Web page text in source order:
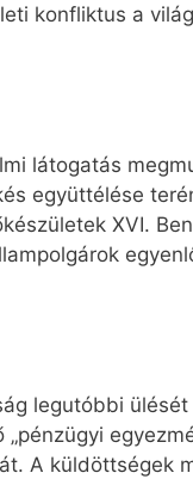
konfliktus a
látogatás
együttélése
XVI.
legutóbbi
A küldöttségek